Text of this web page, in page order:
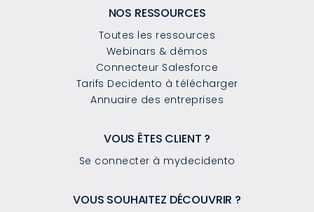
NOS RESSOURCES
Toutes les ressources
Webinars & démos
Connecteur Salesforce
Tarifs Decidento à télécharger
Annuaire des entreprises
VOUS ÊTES CLIENT ?
Se connecter à mydecidento
VOUS SOUHAITEZ DÉCOUVRIR ?